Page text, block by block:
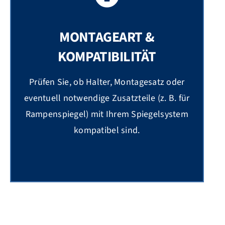
MONTAGEART &
KOMPATIBILITÄT
Prüfen Sie, ob Halter, Montagesatz oder
eventuell notwendige Zusatzteile (z. B. für
Rampenspiegel) mit Ihrem Spiegelsystem
kompatibel sind.